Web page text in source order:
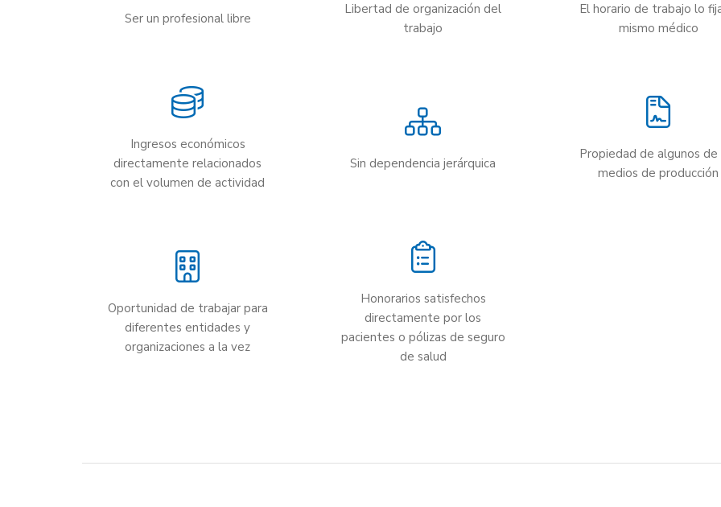
Ser un profesional libre
Libertad de organización del
trabajo
El horario de trabajo lo
mismo médico
Ingresos económicos
directamente relacionados
con el volumen de actividad
Sin dependencia jerárquica
Propiedad de algunos de
medios de producción
Oportunidad de trabajar para
diferentes entidades y
organizaciones a la vez
Honorarios satisfechos
directamente por los
pacientes o pólizas de seguro
de salud